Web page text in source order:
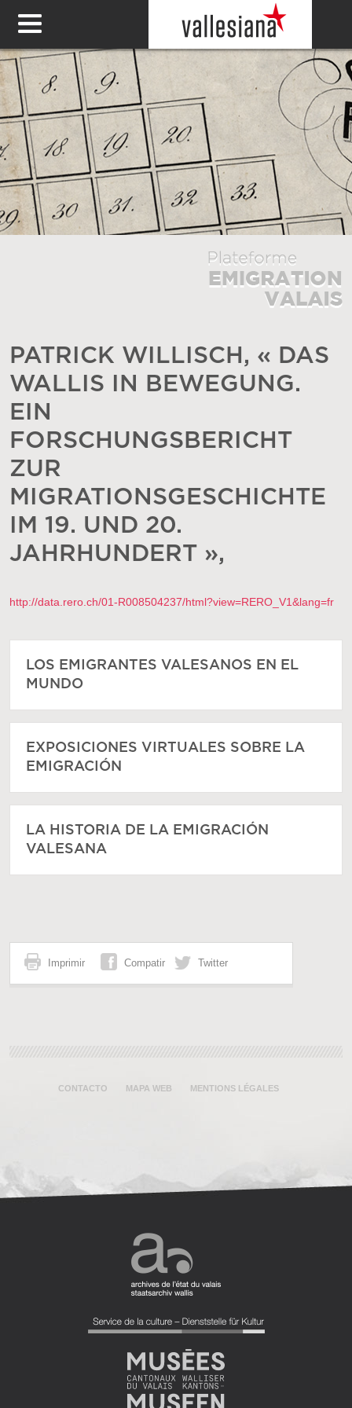
PATRICK WILLISCH, « DAS
WALLIS IN BEWEGUNG.
EIN
FORSCHUNGSBERICHT
ZUR
MIGRATIONSGESCHICHTE
IM 19. UND 20.
JAHRHUNDERT »,
http://data.rero.ch/01-R008504237/html?view=RERO_V1&lang=fr
LOS EMIGRANTES VALESANOS EN EL
MUNDO
EXPOSICIONES VIRTUALES SOBRE LA
EMIGRACIÓN
LA HISTORIA DE LA EMIGRACIÓN
VALESANA
Imprimir Compatir Twitter
CONTACTO MAPA WEB MENTIONS LÉGALES